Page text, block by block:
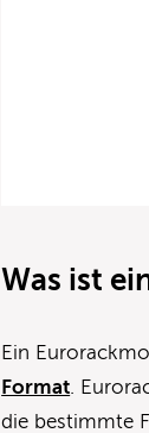
Was ist
Ein
Format .
die bestimmte